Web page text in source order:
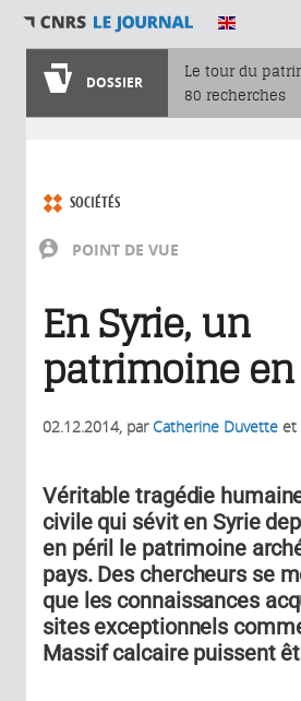
DOSSIER
Le tour du
80 recherches
POINT DE VUE
SOCIÉTÉS
En Syrie, un
patrimoine
02.12.2014, parCatherine Duvette et
Véritable tragédie
civile qui sévit en Syrie
en péril le patrimoine
pays. Des chercheurs se
que les connaissances
sites exceptionnels
Massif calcaire puissent